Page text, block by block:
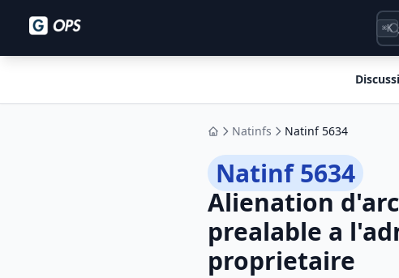
⌘K
AccueilNatinfs Natinf 5634
Natinf 5634
Alienation
prealable a
proprietaire